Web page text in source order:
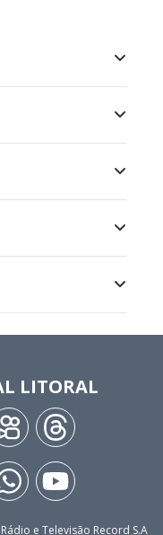
LITORAL
e Televisão Record S.A